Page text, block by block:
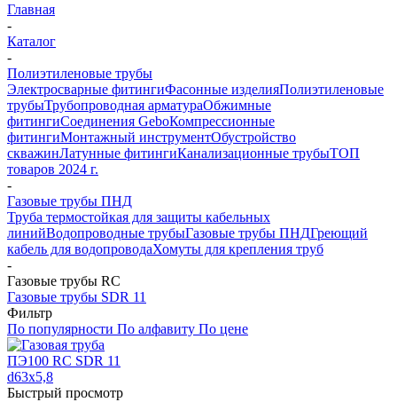
Главная
-
Каталог
-
Полиэтиленовые трубы
Электросварные фитингиФасонные изделияПолиэтиленовые
трубыТрубопроводная арматураОбжимные
фитингиСоединения GeboКомпрессионные
фитингиМонтажный инструментОбустройство
скважинЛатунные фитингиКанализационные трубыТОП
товаров 2024 г.
-
Газовые трубы ПНД
Труба термостойкая для защиты кабельных
линийВодопроводные трубыГазовые трубы ПНДГреющий
кабель для водопроводаХомуты для крепления труб
-
Газовые трубы RC
Газовые трубы SDR 11
Фильтр
По популярности По алфавиту По цене
Быстрый просмотр